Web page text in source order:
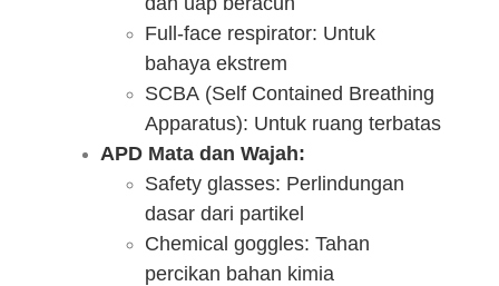
Full-face respirator: Untuk
bahaya ekstrem
SCBA (Self Contained Breathing
Apparatus): Untuk ruang terbatas
APD Mata dan Wajah:
Safety glasses: Perlindungan
dasar dari partikel
Chemical goggles: Tahan
percikan bahan kimia